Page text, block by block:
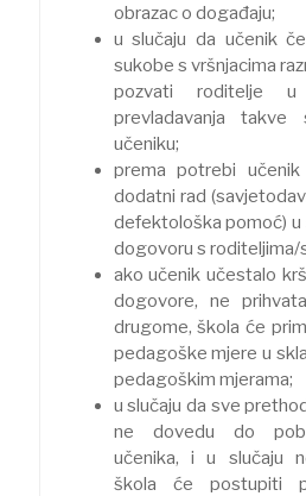
obrazac o događaju;
u slučaju da učenik
sukobe s vršnjacima
pozvati roditelje
prevladavanja
učeniku;
prema potrebi
dodatni rad
defektološka pomoć) u
dogovoru s roditeljima/
ako učenik učestalo
dogovore, ne
drugome, škola će
pedagoške mjere u
pedagoškim mjerama;
u slučaju da sve
ne dovedu do
učenika, i u slučaju
škola će postupiti